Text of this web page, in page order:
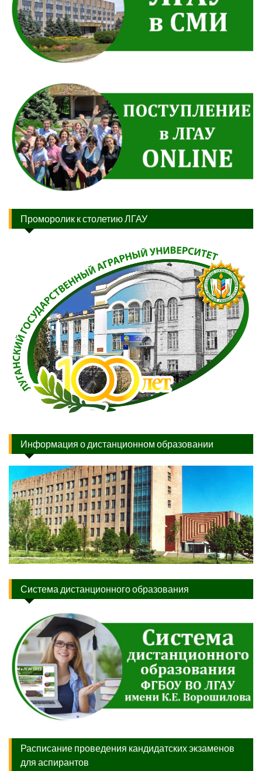
Проморолик к столетию ЛГАУ
Информация о дистанционном образовании
Система дистанционного образования
Расписание проведения кандидатских экзаменов
для аспирантов